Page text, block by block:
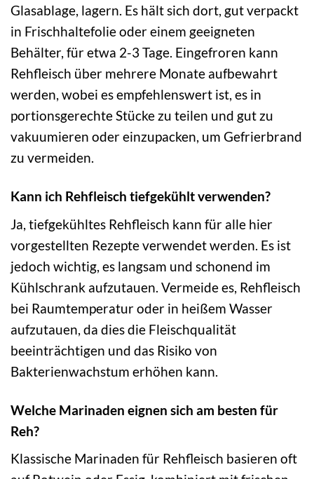
Glasablage, lagern. Es hält sich dort, gut verpackt
in Frischhaltefolie oder einem geeigneten
Behälter, für etwa 2-3 Tage. Eingefroren kann
Rehfleisch über mehrere Monate aufbewahrt
werden, wobei es empfehlenswert ist, es in
portionsgerechte Stücke zu teilen und gut zu
vakuumieren oder einzupacken, um Gefrierbrand
zu vermeiden.
Kann ich Rehfleisch tiefgekühlt verwenden?
Ja, tiefgekühltes Rehfleisch kann für alle hier
vorgestellten Rezepte verwendet werden. Es ist
jedoch wichtig, es langsam und schonend im
Kühlschrank aufzutauen. Vermeide es, Rehfleisch
bei Raumtemperatur oder in heißem Wasser
aufzutauen, da dies die Fleischqualität
beeinträchtigen und das Risiko von
Bakterienwachstum erhöhen kann.
Welche Marinaden eignen sich am besten für
Reh?
Klassische Marinaden für Rehfleisch basieren oft